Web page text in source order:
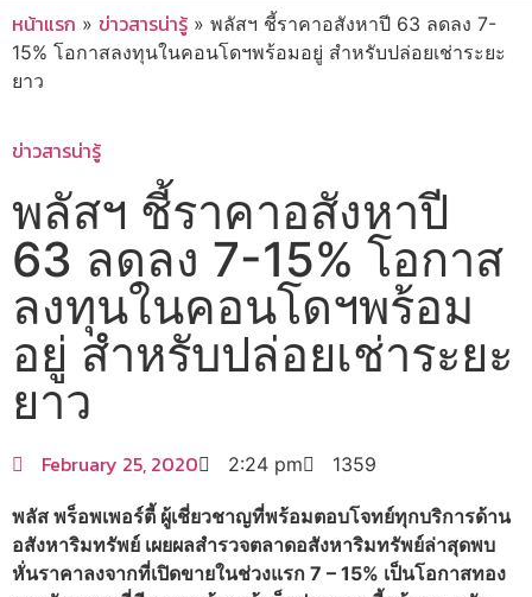
หน้าแรก » ข่าวสารน่ารู้ » พลัสฯ ชี้ราคาอสังหาปี 63 ลดลง 7-
15% โอกาสลงทุนในคอนโดฯพร้อมอยู่ สำหรับปล่อยเช่าระยะ
ยาว
ข่าวสารน่ารู้
พลัสฯ ชี้ราคาอสังหาปี
63 ลดลง 7-15% โอกาส
ลงทุนในคอนโดฯพร้อม
อยู่ สำหรับปล่อยเช่าระยะ
ยาว
February 25, 2020 2:24 pm 1359
พลัส พร็อพเพอร์ตี้ ผู้เชี่ยวชาญที่พร้อมตอบโจทย์ทุกบริการด้าน
อสังหาริมทรัพย์ เผยผลสำรวจตลาดอสังหาริมทรัพย์ล่าสุดพบ
หั่นราคาลงจากที่เปิดขายในช่วงแรก 7 – 15% เป็นโอกาสทอง